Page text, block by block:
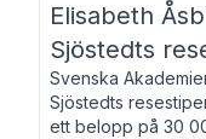
Elisabeth
Sjöstedts
Svenska
Sjöstedts
ett belopp på 30